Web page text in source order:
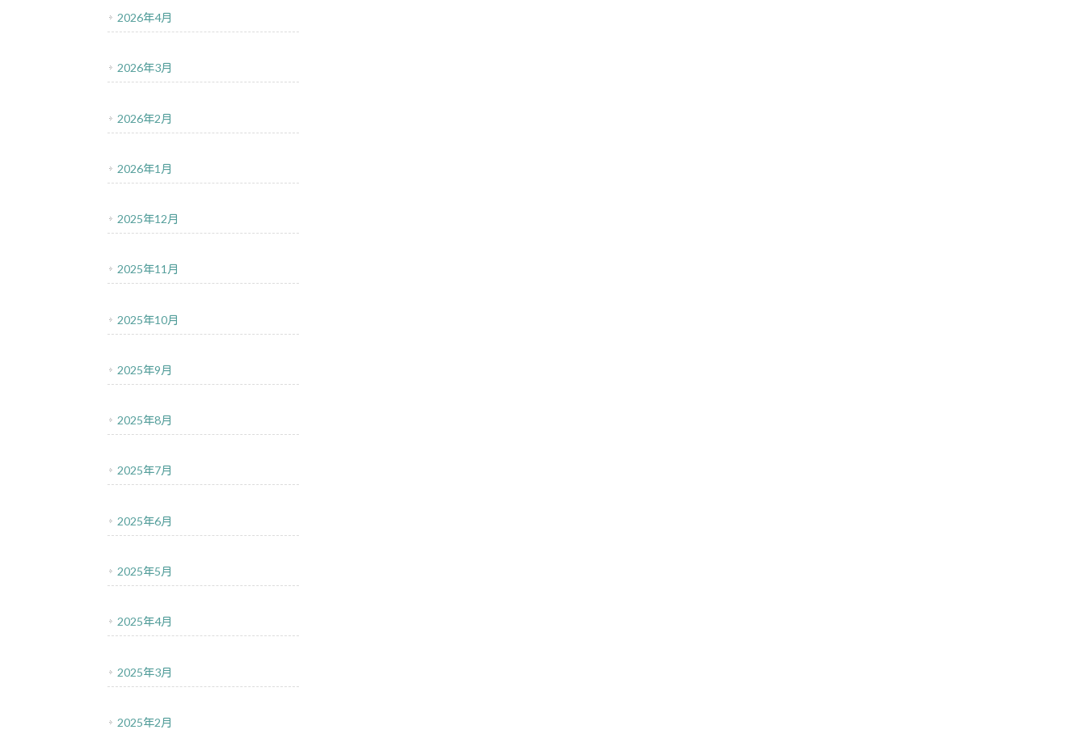
2026年4月
2026年3月
2026年2月
2026年1月
2025年12月
2025年11月
2025年10月
2025年9月
2025年8月
2025年7月
2025年6月
2025年5月
2025年4月
2025年3月
2025年2月